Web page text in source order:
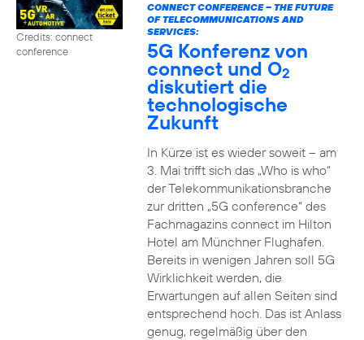
Credits: connect
conference
CONNECT CONFERENCE – THE FUTURE
OF TELECOMMUNICATIONS AND
SERVICES:
5G Konferenz von
connect und O2
diskutiert die
technologische
Zukunft
In Kürze ist es wieder soweit – am
3. Mai trifft sich das „Who is who“
der Telekommunikationsbranche
zur dritten „5G conference“ des
Fachmagazins connect im Hilton
Hotel am Münchner Flughafen.
Bereits in wenigen Jahren soll 5G
Wirklichkeit werden, die
Erwartungen auf allen Seiten sind
entsprechend hoch. Das ist Anlass
genug, regelmäßig über den